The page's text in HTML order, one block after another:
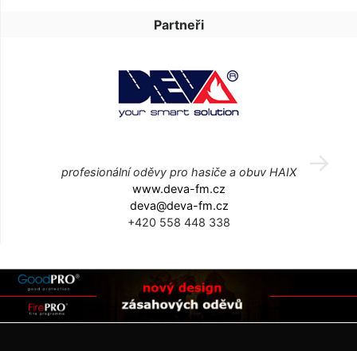
Partneři
profesionální oděvy pro hasiče a obuv HAIX
www.deva-fm.cz
deva@deva-fm.cz
+420 558 448 338